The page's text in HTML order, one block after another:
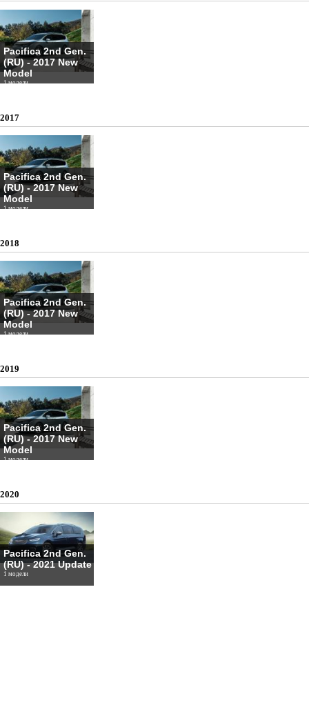
Pacifica 2nd Gen.
(RU) - 2017 New
Model
1 модели
2017
Pacifica 2nd Gen.
(RU) - 2017 New
Model
1 модели
2018
Pacifica 2nd Gen.
(RU) - 2017 New
Model
1 модели
2019
Pacifica 2nd Gen.
(RU) - 2017 New
Model
1 модели
2020
Pacifica 2nd Gen.
(RU) - 2021 Update
1 модели